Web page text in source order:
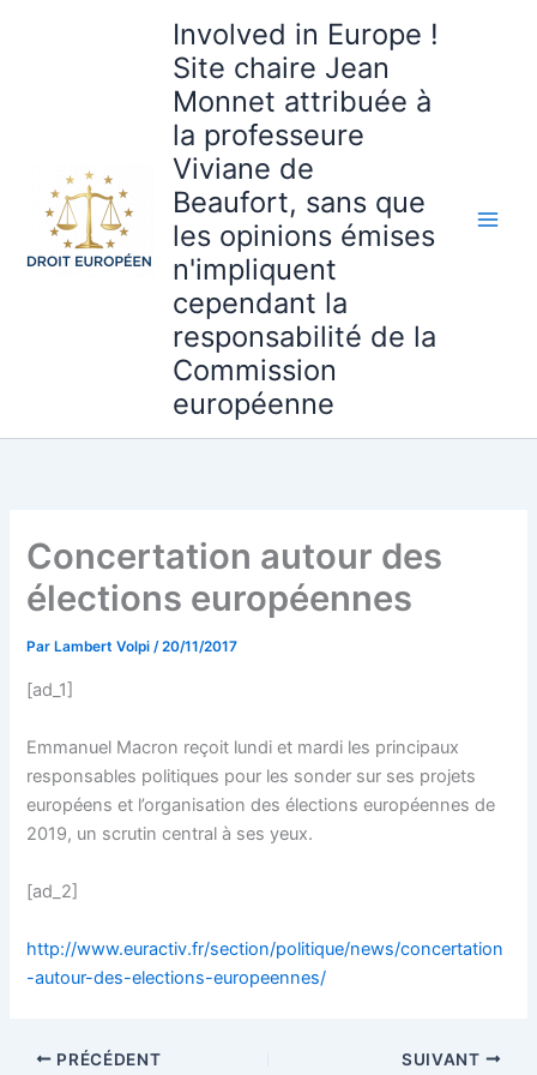
Involved in Europe !
Site chaire Jean
Monnet attribuée à
la professeure
Viviane de
Beaufort, sans que
les opinions émises
n'impliquent
cependant la
responsabilité de la
Commission
européenne
Concertation autour des
élections européennes
Par Lambert Volpi/20/11/2017
[ad_1]
Emmanuel Macron reçoit lundi et mardi les principaux
responsables politiques pour les sonder sur ses projets
européens et l’organisation des élections européennes de
2019, un scrutin central à ses yeux.
[ad_2]
http://www.euractiv.fr/section/politique/news/concertation
-autour-des-elections-europeennes/
PRÉCÉDENT SUIVANT